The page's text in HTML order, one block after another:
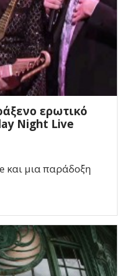
ερωτικό
Night Live
και μια παράδοξη